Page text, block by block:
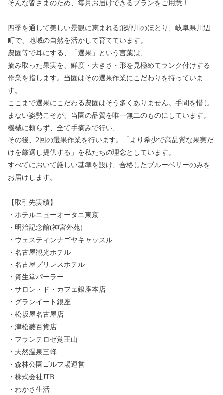
そんな皆さまのため、毎月お届けできるプランをご用意！
四季を通して美しい景観に恵まれる飛騨川のほとり、岐阜県川辺
町で、地域の自然を活かして育てています。
農園等で耳にする、「選果」という言葉は、
摘み取った果実を、鮮度・大きさ・形を見極めてランク付けする
作業を指します。当園はその選果作業にこだわりを持っていま
す。
ここまで選果にこだわる農園はそう多くありません。手間を惜し
まない姿勢こそが、当園の品質を唯一無二のものにしています。
機械に頼らず、全て手摘みで行い、
その後、2回の選果作業を行います。「より希少で高品質な果実だ
けを厳選し提供する」を私たちの理念としています。
すべてにおいて厳しい基準を設け、合格したブルーベリーのみを
お届けします。
【取引先実績】
・ホテルニューオータニ東京
・明治記念館(神宮外苑)
・ウェスティンナゴヤキャッスル
・名古屋観光ホテル
・名古屋プリンスホテル
・資生堂パーラー
・サロン・ド・カフェ銀座本店
・グランイート銀座
・松坂屋名古屋店
・津松菱百貨店
・フランテロゼ覚王山
・天然温泉三蜂
・森林公園ゴルフ場運営
・株式会社JTB
・わかさ生活